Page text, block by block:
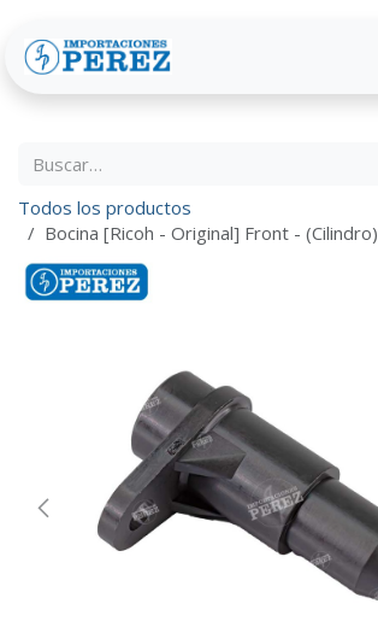
Todos los productos
Bocina [Ricoh - Original] Front - (Cilindro)